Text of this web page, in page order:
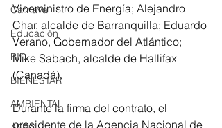
Carnaval
Educación
BID
BIENESTAR
AMBIENTAL
Viceministro de Energía; Alejandro
Char, alcalde de Barranquilla; Eduardo
Verano, Gobernador del Atlántico;
Mike Sabach, alcalde de Hallifax
(Canadá).
Durante la firma del contrato, el
presidente de la Agencia Nacional de